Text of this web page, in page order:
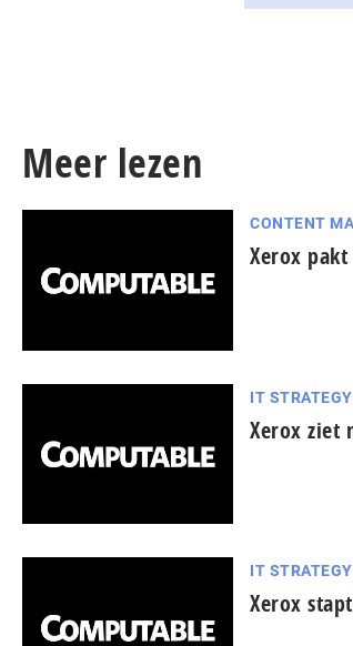
Meer lezen
CONTENT
Xerox
IT
Xerox ziet
IT
Xerox